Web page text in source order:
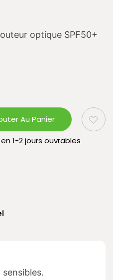
optique SPF50+
Au Panier
1-2 jours ouvrables